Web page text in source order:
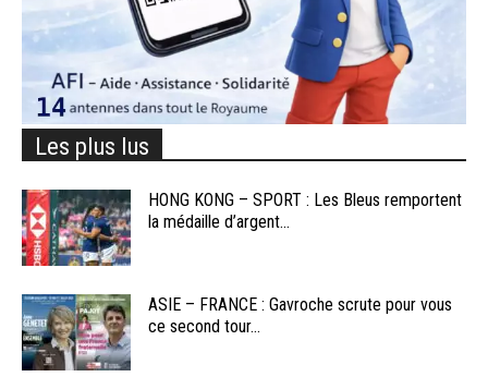
Les plus lus
HONG KONG – SPORT : Les Bleus remportent
la médaille d’argent...
ASIE – FRANCE : Gavroche scrute pour vous
ce second tour...